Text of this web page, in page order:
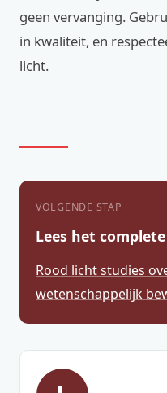
geen vervanging.
in kwaliteit, en
licht.
VOLGENDE STAP
Lees het
Rood licht studies
wetenschappelijk